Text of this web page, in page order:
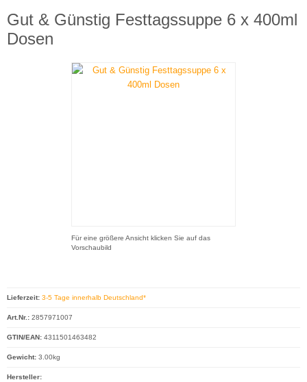
Gut & Günstig Festtagssuppe 6 x 400ml
Dosen
Für eine größere Ansicht klicken Sie auf das
Vorschaubild
Lieferzeit: 3-5 Tage innerhalb Deutschland*
Art.Nr.: 2857971007
GTIN/EAN: 4311501463482
Gewicht: 3.00kg
Hersteller: